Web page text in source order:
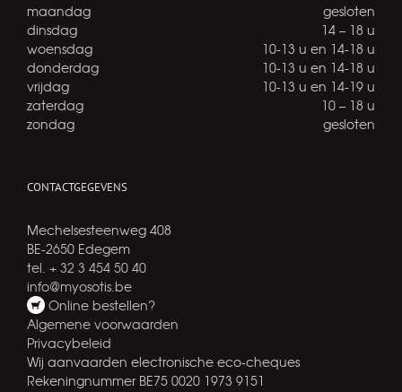
maandag
gesloten
dinsdag
14 – 18 u
woensdag
10-13 u en 14-18 u
donderdag
10-13 u en 14-18 u
vrijdag
10-13 u en 14-19 u
zaterdag
10 – 18 u
zondag
gesloten
CONTACTGEGEVENS
Mechelsesteenweg 408
BE-2650 Edegem
tel. + 32 3 454 50 40
info@myosotis.be
Online bestellen?
Algemene voorwaarden
Privacybeleid
Wij aanvaarden electronische eco-cheques
Rekeningnummer BE75 0020 1973 9151